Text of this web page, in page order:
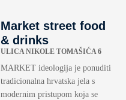
Market street food
& drinks
ULICA NIKOLE TOMAŠIĆA 6
MARKET ideologija je ponuditi
tradicionalna hrvatska jela s
modernim pristupom koja se